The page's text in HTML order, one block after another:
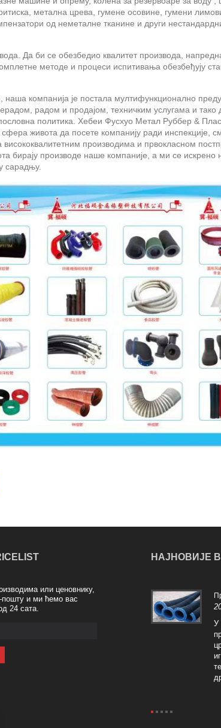
метална црева, гумене осовине, гумени
од неметалне тканине и други
Да би се обезбедио квалитет производа,
методе и процеси испитивања обезбеђују
компанија је постала мултифункционално
радом и продајом, техничким услугама и тако
политика. Хебеи Фусхуо Метал Руббер &
живота да посете компанију ради инспекције,
производима и првокласном
бирају производе наше компаније, а ми се
сарадњу.
или ценовнику,
пошту и ми ћемо вас
24 сата.
НАЈНОВИЈЕ
Предности гумене меке везе
2024/02/20
У